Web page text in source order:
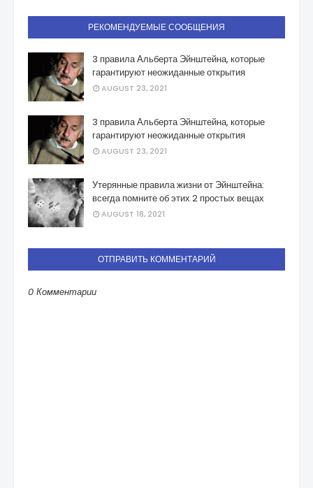
РЕКОМЕНДУЕМЫЕ СООБЩЕНИЯ
3 правила Альберта Эйнштейна, которые
гарантируют неожиданные открытия
AUGUST 23, 2021
3 правила Альберта Эйнштейна, которые
гарантируют неожиданные открытия
AUGUST 23, 2021
Утерянные правила жизни от Эйнштейна:
всегда помните об этих 2 простых вещах
AUGUST 18, 2021
ОТПРАВИТЬ КОММЕНТАРИЙ
0 Комментарии